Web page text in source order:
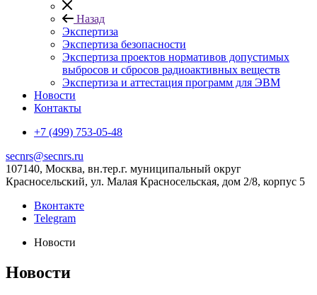
Назад
Экспертиза
Экспертиза безопасности
Экспертиза проектов нормативов допустимых
выбросов и сбросов радиоактивных веществ
Экспертиза и аттестация программ для ЭВМ
Новости
Контакты
+7 (499) 753-05-48
secnrs@secnrs.ru
107140, Москва, вн.тер.г. муниципальный округ
Красносельский, ул. Малая Красносельская, дом 2/8, корпус 5
Вконтакте
Telegram
Новости
Новости